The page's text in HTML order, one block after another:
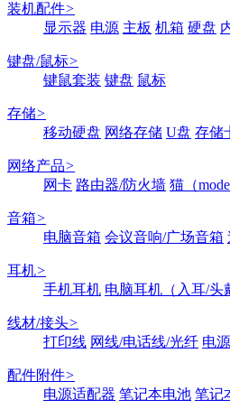
装机配件>
显示器 电源 主板 机箱 硬盘
键盘/鼠标>
键鼠套装 键盘 鼠标
存储>
移动硬盘 网络存储 U盘 存储
网络产品>
网卡 路由器/防火墙 猫（
音箱>
电脑音箱 会议音响/广场音箱
耳机>
手机耳机 电脑耳机（入耳/头
线材/接头>
打印线 网线/电话线/光纤 电
配件附件>
电源适配器 笔记本电池 笔记